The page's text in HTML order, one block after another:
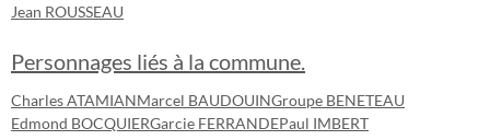
Jean ROUSSEAU
Personnages liés à la commune.
Charles ATAMIANMarcel BAUDOUINGroupe BENETEAU
Edmond BOCQUIERGarcie FERRANDEPaul IMBERT